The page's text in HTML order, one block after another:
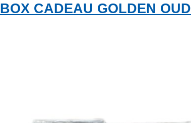
BOX CADEAU GOLDEN OUD